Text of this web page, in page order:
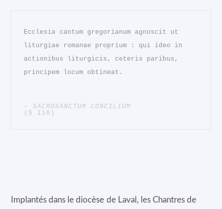
Ecclesia cantum gregorianum agnoscit ut
liturgiae romanae proprium : qui ideo in
actionibus liturgicis, ceteris paribus,
principem locum obtineat.
SACROSANCTUM CONCILIUM
(§ 116)
Implantés dans le diocèse de Laval, les Chantres de